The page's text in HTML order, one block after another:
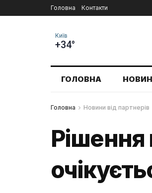
Головна Контакти
Київ
+34°
ГОЛОВНА
Головна Новини від партнерів
Рішення